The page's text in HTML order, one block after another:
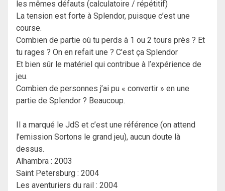
les mêmes défauts (calculatoire / répétitif)
La tension est forte à Splendor, puisque c’est une
course.
Combien de partie où tu perds à 1 ou 2 tours près ? Et
tu rages ? On en refait une ? C’est ça Splendor
Et bien sûr le matériel qui contribue à l’expérience de
jeu.
Combien de personnes j’ai pu « convertir » en une
partie de Splendor ? Beaucoup.
Il a marqué le JdS et c’est une référence (on attend
l’emission Sortons le grand jeu), aucun doute là
dessus.
Alhambra : 2003
Saint Petersburg : 2004
Les aventuriers du rail : 2004